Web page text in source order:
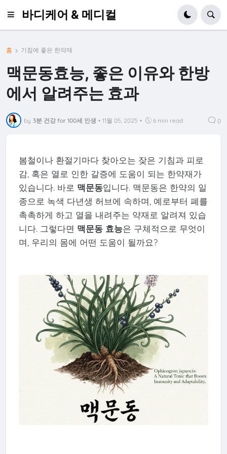
바디케어 & 메디컬
홈 기침에 좋은 한약재
맥문동효능, 좋은 이유와 한방
에서 알려주는 효과
by 3분 건강 for 100세 인생 • 11월 05, 2025 • 6 min read 0
봄철이나 환절기마다 찾아오는 잦은 기침과 피로
감, 혹은 열로 인한 갈증에 도움이 되는 한약재가
있습니다. 바로 맥문동입니다. 맥문동은 한약의 일
종으로 녹색 다년생 허브에 속하며, 예로부터 폐를
촉촉하게 하고 열을 내려주는 약재로 알려져 있습
니다. 그렇다면 맥문동 효능은 구체적으로 무엇이
며, 우리의 몸에 어떤 도움이 될까요?